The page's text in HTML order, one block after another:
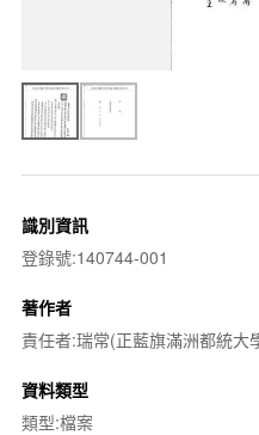
識別資訊
登錄號:140744-001
著作者
責任者:瑞常(正藍旗滿洲都統大
資料類型
類型:檔案